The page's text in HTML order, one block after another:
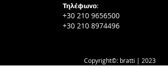
Τηλέφωνο:
+30 210 9656500
+30 210 8974496
Copyright©: bratti | 2023